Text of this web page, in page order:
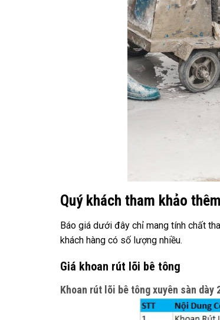
Quý khách tham khảo
Báo giá dưới đây chỉ mang tính chất
khách hàng có số lượng nhiều.
Giá khoan rút lõi bê tông
Khoan rút lõi bê tông xuyên sàn dày